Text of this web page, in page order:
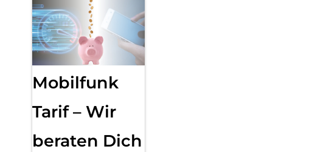
Mobilfunk
Tarif – Wir
beraten Dich